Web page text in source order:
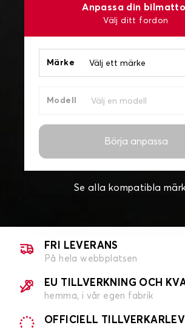
Anpassa din
Välj ditt fordon
Märke
Modell
Börja anpassa
Se alla kompatibla
FRI LEVERANS
På hela webbplatsen
EU TILLVERKNING OCH
hemma, i vår egen fabrik
OFFICIELL